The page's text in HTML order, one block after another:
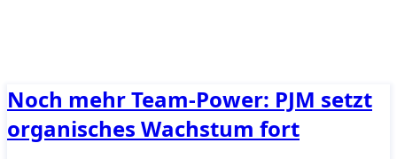
Noch mehr Team-Power: PJM setzt
organisches Wachstum fort